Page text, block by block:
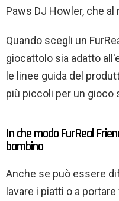
Paws DJ Howler, che
Quando scegli un
giocattolo sia adatto
le linee guida del
più piccoli per un gioco
In che modo FurReal
bambino
Anche se può essere
lavare i piatti o a